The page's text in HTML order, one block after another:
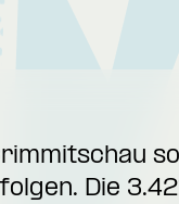
Die